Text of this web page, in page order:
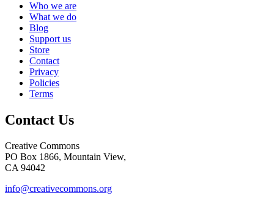
Who we are
What we do
Blog
Support us
Store
Contact
Privacy
Policies
Terms
Contact Us
Creative Commons
PO Box 1866, Mountain View,
CA 94042
info@creativecommons.org